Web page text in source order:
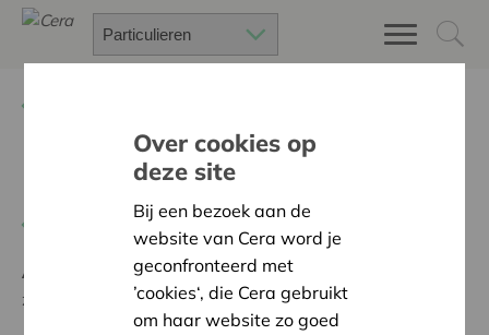
Fika on tour
Terug naar overzicht
Ambitie:
Een solidaire, respectvolle samenleving
zonder drempels
Over cookies op
deze site
Bij een bezoek aan de
website van Cera word je
geconfronteerd met
’cookies‘, die Cera gebruikt
om haar website zo goed